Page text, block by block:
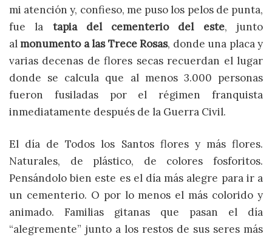
mi atención y, confieso, me puso los pelos de punta,
fue la tapia del cementerio del este, junto
al monumento a las Trece Rosas, donde una placa y
varias decenas de flores secas recuerdan el lugar
donde se calcula que al menos 3.000 personas
fueron fusiladas por el régimen franquista
inmediatamente después de la Guerra Civil.
El día de Todos los Santos flores y más flores.
Naturales, de plástico, de colores fosforitos.
Pensándolo bien este es el día más alegre para ir a
un cementerio. O por lo menos el más colorido y
animado. Familias gitanas que pasan el día
“alegremente” junto a los restos de sus seres más